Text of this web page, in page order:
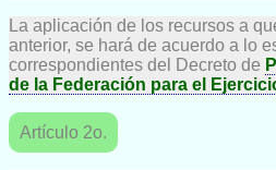
La aplicación de los recursos a
anterior, se hará de acuerdo a lo
correspondientes del Decreto de
de la Federación para el
Artículo 2o.